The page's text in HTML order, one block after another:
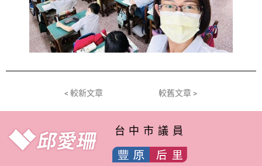
< 較新文章 較舊文章 >
台中市議員